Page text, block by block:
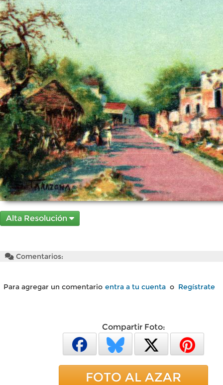
Alta Resolución
Comentarios:
Para agregar un comentario entra a tu cuenta o Regístrate
Compartir Foto:
FOTO AL AZAR